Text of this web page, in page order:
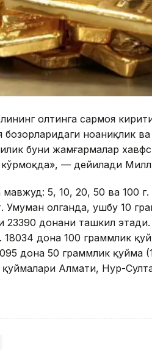
олтинга сармоя
бозорларидаги ноаниқлик
буни жамғармалар
— дейилади
5, 10, 20, 50 ва 100
Умуман олганда, ушбу 10
23390 донани ташкил
18034 дона 100 граммлик
дона 50 граммлик қуйма
Алмати, Нур-